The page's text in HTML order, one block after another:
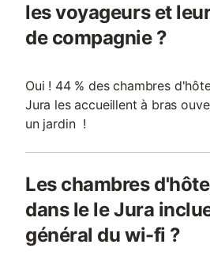
les voyageurs et
de compagnie ?
Oui ! 44 % des chambres
Jura les accueillent à bras
un jardin !
Les chambres
dans le le Jura
général du wi-fi ?